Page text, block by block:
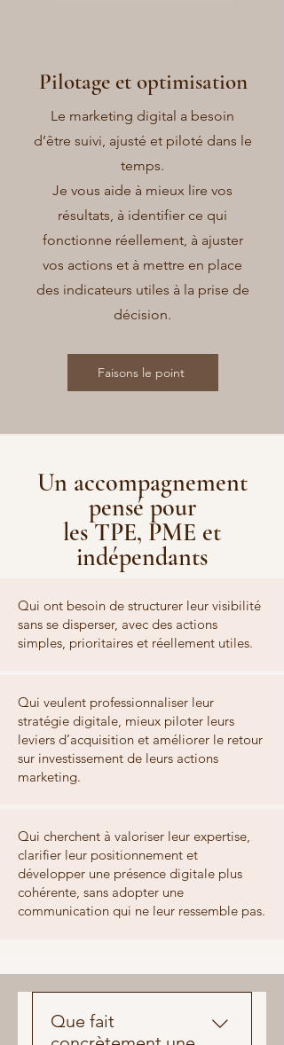
Pilotage et optimisation
Le marketing digital a besoin
d’être suivi, ajusté et piloté dans le
temps.
Je vous aide à mieux lire vos
résultats, à identifier ce qui
fonctionne réellement, à ajuster
vos actions et à mettre en place
des indicateurs utiles à la prise de
décision.
Faisons le point
Un accompagnement
pensé pour
les TPE, PME et
indépendants
Qui ont besoin de structurer leur visibilité
sans se disperser, avec des actions
simples, prioritaires et réellement utiles.
Qui veulent professionnaliser leur
stratégie digitale, mieux piloter leurs
leviers d’acquisition et améliorer le retour
sur investissement de leurs actions
marketing.
Qui cherchent à valoriser leur expertise,
clarifier leur positionnement et
développer une présence digitale plus
cohérente, sans adopter une
communication qui ne leur ressemble pas.
Que fait